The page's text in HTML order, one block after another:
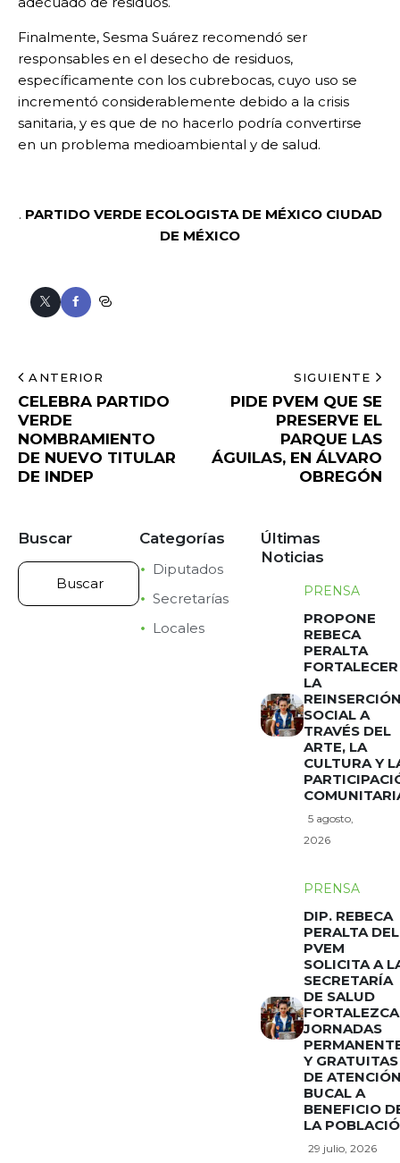
Finalmente, Sesma Suárez recomendó ser
responsables en el desecho de residuos,
específicamente con los cubrebocas, cuyo uso se
incrementó considerablemente debido a la crisis
sanitaria, y es que de no hacerlo podría convertirse
en un problema medioambiental y de salud.
. PARTIDO VERDE ECOLOGISTA DE MÉXICO CIUDAD
DE MÉXICO
ANTERIOR
CELEBRA PARTIDO
VERDE
NOMBRAMIENTO
DE NUEVO TITULAR
DE INDEP
SIGUIENTE
PIDE PVEM QUE SE
PRESERVE EL
PARQUE LAS
ÁGUILAS, EN ÁLVARO
OBREGÓN
Buscar Categorías
Diputados
Secretarías
Locales
Últimas
Noticias
PRENSA
PROPONE
REBECA
PERALTA
FORTALECER
LA
SOCIAL A
TRAVÉS DEL
ARTE, LA
CULTURA Y
5 agosto,
2026
PRENSA
DIP. REBECA
PERALTA DEL
PVEM
SOLICITA A
SECRETARÍA
DE SALUD
FORTALEZCA
JORNADAS
Y GRATUITAS
DE
BUCAL A
BENEFICIO
LA
29 julio, 2026